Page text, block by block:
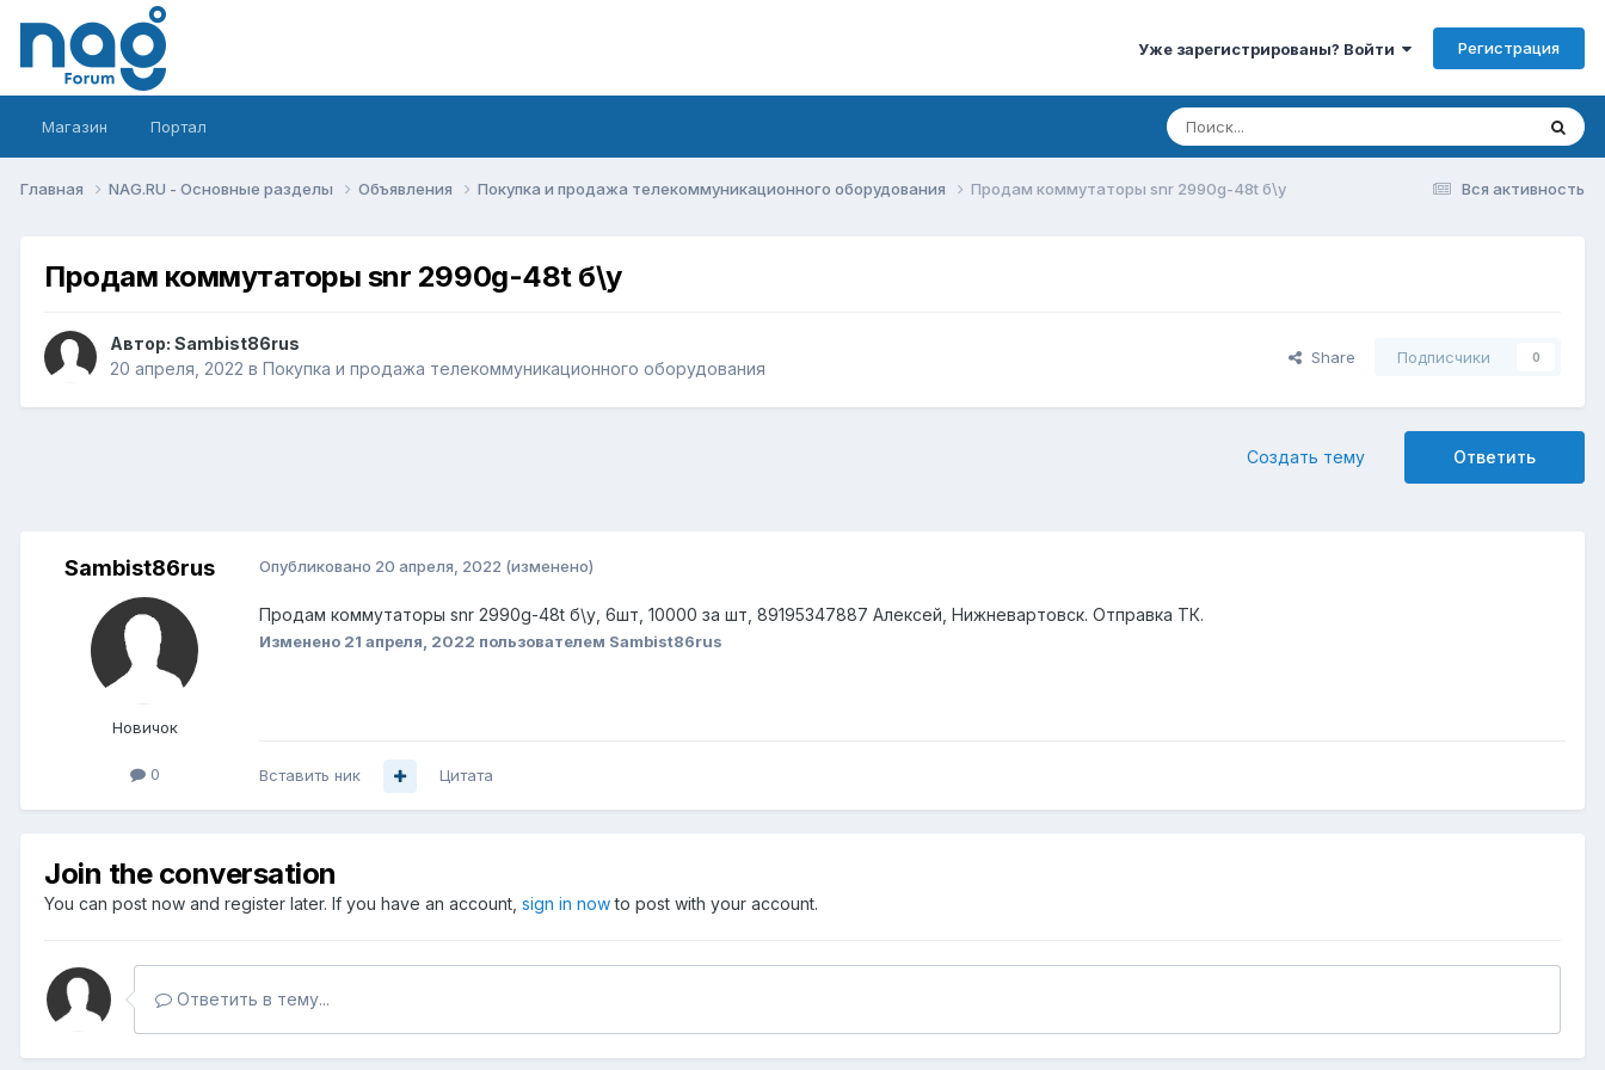
Уже зарегистрированы? Войти Регистрация
Магазин Портал
Вся активность
Главная NAG.RU - Основные разделы Объявления Покупка и продажа телекоммуникационного оборудования Продам коммутаторы snr 2990g-48t б\у
Продам коммутаторы snr 2990g-48t б\у
Автор: Sambist86rus
20 апреля, 2022 в Покупка и продажа телекоммуникационного оборудования
Share Подписчики 0
Ответить
Создать тему
Sambist86rus
Новичок
0
Опубликовано 20 апреля, 2022 (изменено)
Продам коммутаторы snr 2990g-48t б\у, 6шт, 10000 за шт, 89195347887 Алексей, Нижневартовск. Отправка ТК.
Изменено 21 апреля, 2022 пользователем Sambist86rus
Вставить ник Цитата
Join the conversation
You can post now and register later. If you have an account, sign in nowto post with your account.
Ответить в тему...